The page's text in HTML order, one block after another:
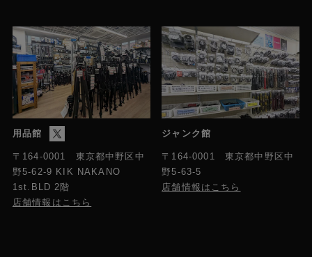
用品館
〒164-0001 東京都中野区中
野5-62-9 KIK NAKANO
1st.BLD 2階
店舗情報はこちら
ジャンク館
〒164-0001 東京都中野区中
野5-63-5
店舗情報はこちら